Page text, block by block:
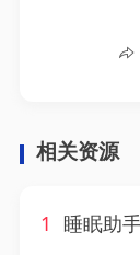
相关资源
1
睡眠助手